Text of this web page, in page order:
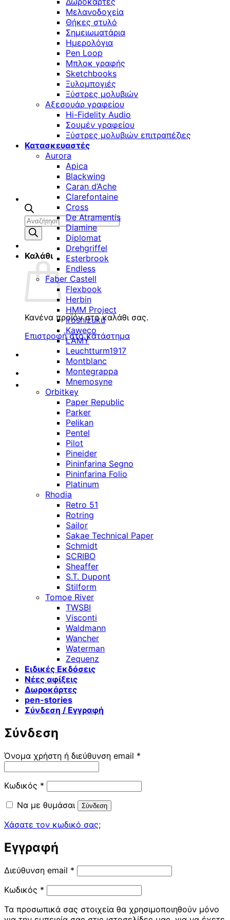
Αναζήτηση
προϊόντων
Καλάθι
Κανένα προϊόν στο καλάθι σας.
Επιστροφή στο κατάστημα
Μελανοδοχεία
Θήκες στυλό
Σημειωματάρια
Ημερολόγια
Pen Loop
Μπλοκ γραφής
Sketchbooks
Ξυλομπογιές
Ξύστρες μολυβιών
Αξεσουάρ γραφείου
Hi-Fidelity Audio
Σουμέν γραφείου
Ξύστρες μολυβιών επιτραπέζιες
Κατασκευαστές
Aurora
Apica
Blackwing
Caran d’Ache
Clarefontaine
Cross
De Atramentis
Diamine
Diplomat
Drehgriffel
Esterbrook
Endless
Faber Castell
Flexbook
Herbin
HMM Project
Iroshizuku
Kaweco
LAMY
Leuchtturm1917
Montblanc
Montegrappa
Mnemosyne
Orbitkey
Paper Republic
Parker
Pelikan
Pentel
Pilot
Pineider
Pininfarina Segno
Pininfarina Folio
Platinum
Rhodia
Retro 51
Rotring
Sailor
Sakae Technical Paper
Schmidt
SCRIBO
Sheaffer
S.T. Dupont
Stilform
Tomoe River
TWSBI
Visconti
Waldmann
Wancher
Waterman
Zequenz
Ειδικές Εκδόσεις
Νέες αφίξεις
Δωροκάρτες
pen-stories
Σύνδεση / Εγγραφή
Σύνδεση
Όνομα χρήστη ή διεύθυνση email *
Κωδικός * Απαιτείται
Να με θυμάσαι
Σύνδεση
Χάσατε τον κωδικό σας;
Εγγραφή
Διεύθυνση email * Απαιτείται
Κωδικός * Απαιτείται
Τα προσωπικά σας στοιχεία θα χρησιμοποιηθούν μόνο